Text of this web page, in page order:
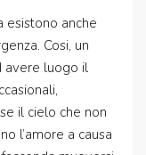
esistono anche
Cosi, un
avere luogo il
il cielo che non
l’amore a causa